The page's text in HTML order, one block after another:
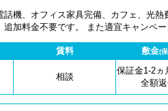
機、オフィス家具完備、カフェ、光
加料金不要です。 また適宜キャンペ
賃料 敷金(
相談
保証金1-2ヵ
全額返